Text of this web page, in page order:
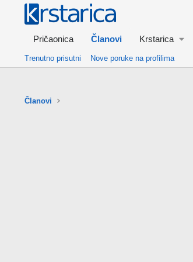
Pričaonica Članovi Krstarica
Trenutno prisutni Nove poruke na profilima
Članovi